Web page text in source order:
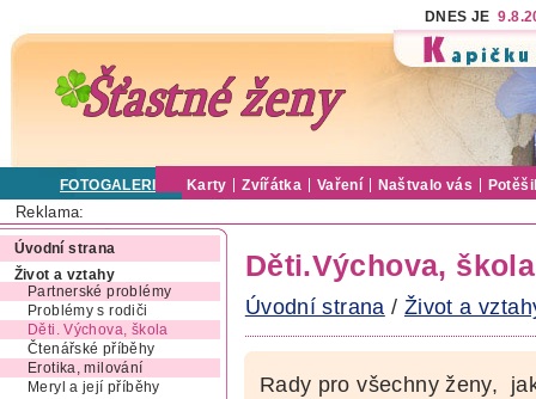
DNES JE
FOTOGALERIE Karty Zvířátka Vaření Naštvalo vás
Reklama:
Úvodní strana
Život a vztahy
Partnerské problémy
Problémy s rodiči
Děti. Výchova, škola
Čtenářské příběhy
Erotika, milování
Meryl a její příběhy
Děti.Výchova,
Úvodní strana / Život a
Rady pro všechny ženy,